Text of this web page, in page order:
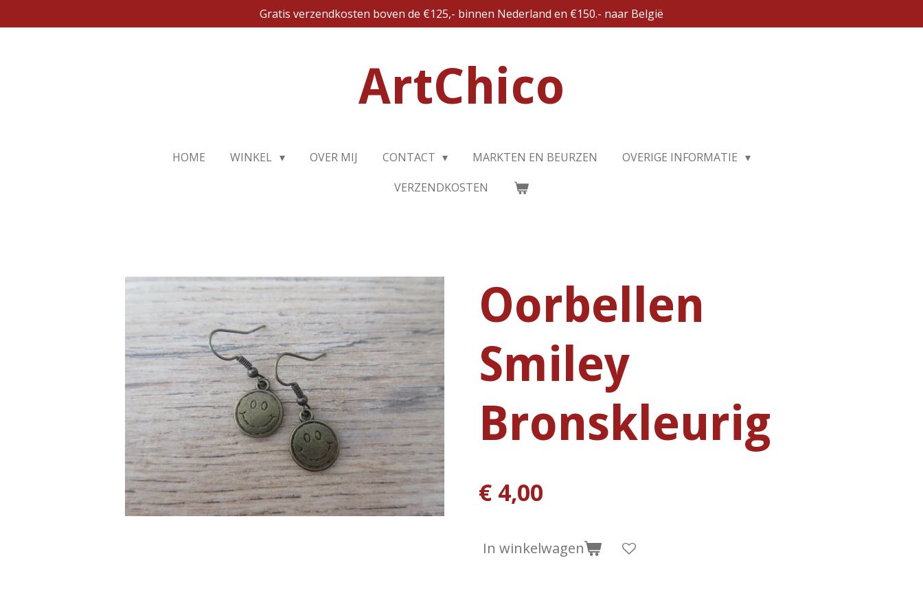
direct
Gratis verzendkosten boven de €125,- binnen Nederland en €150.- naar België
ArtChico
HOME WINKEL OVER MIJ CONTACT MARKTEN EN BEURZEN
OVERIGE INFORMATIE
VERZENDKOSTEN
Oorbellen
Smiley
Bronskleurig
€ 4,00
In winkelwagen